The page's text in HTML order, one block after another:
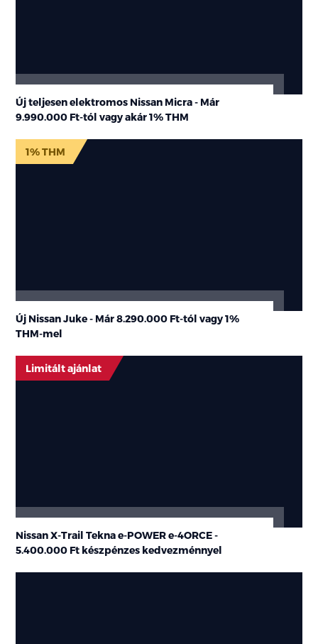
Új teljesen elektromos Nissan Micra - Már
9.990.000 Ft-tól vagy akár1% THM
Új Nissan Juke - Már8.290.000 Ft-tól vagy1%
THM-mel
1% THM
Nissan X-Trail Tekna e-POWER e-4ORCE -
5.400.000 Ft készpénzes kedvezménnyel
Limitált ajánlat